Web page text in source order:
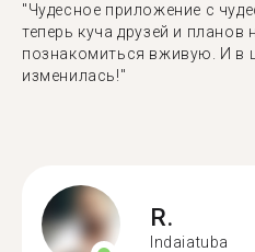
"Чудесное приложение с
теперь куча друзей и планов
познакомиться вживую. И в
изменилась!"
R.
Indaiatuba